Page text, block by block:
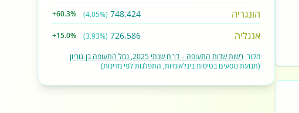
הונגריה 748,424
(4.05%)
+60.3%
אנגליה 726,586
(3.93%)
+15.0%
מקור: רשות שדות התעופה – דו"ח שנתי 2025, נמל התעופה בן-גוריון
(תנועת נוסעים בטיסות בינלאומיות, התפלגות לפי מדינות)